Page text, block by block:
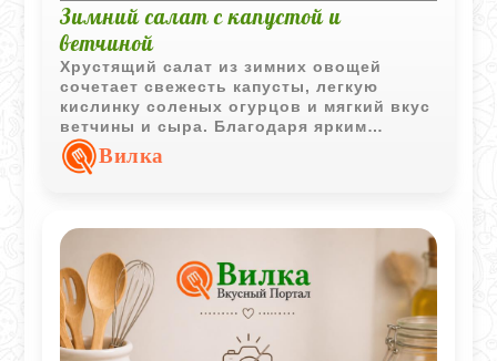
Зимний салат с капустой и
ветчиной
Хрустящий салат из зимних овощей
сочетает свежесть капусты, легкую
кислинку соленых огурцов и мягкий вкус
ветчины и сыра. Благодаря ярким
ингредиентам салат получается
насыщенным, сочным и очень домашним.
Вилка